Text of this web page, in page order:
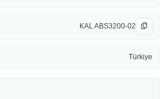
KAL ABS3200-02
Türkiye